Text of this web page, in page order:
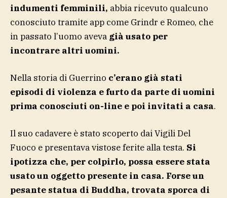
indumenti femminili, abbia ricevuto qualcuno
conosciuto tramite app come Grindr e Romeo, che
in passato l’uomo aveva già usato per
incontrare altri uomini.
Nella storia di Guerrino c’erano già stati
episodi di violenza e furto da parte di uomini
prima conosciuti on-line e poi invitati a casa.
Il suo cadavere è stato scoperto dai Vigili Del
Fuoco e presentava vistose ferite alla testa. Si
ipotizza che, per colpirlo, possa essere stata
usato un oggetto presente in casa. Forse un
pesante statua di Buddha, trovata sporca di